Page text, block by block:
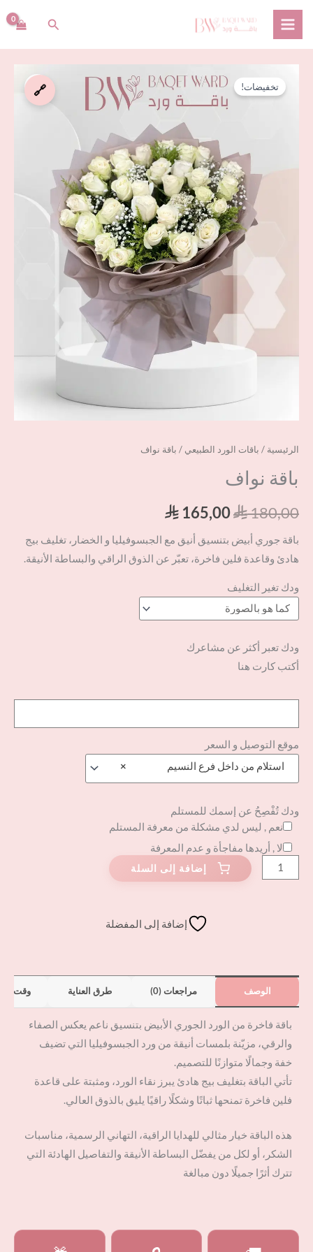
تخطي
المحتوى
البحث
تخفيضات! 🔗
الرئيسية / باقات الورد الطبيعي / باقة نواف
باقة نواف
⃁180,00
الأصلي
هو:
⃁ 180,00.
⃁ 165,00
الحالي
هو:
⃁ 165,00.
باقة جوري أبيض بتنسيق أنيق مع الجبسوفيليا و الخضار، تغليف بيج
هادئ وقاعدة فلين فاخرة، تعبّر عن الذوق الراقي والبساطة الأنيقة.
ودك تغير التغليف
ودك تعبر أكثر عن مشاعرك
أكتب كارت هنا
موقع التوصيل و السعر
×
استلام من داخل فرع النسيم
ودك تُفْصِحُ عن إسمك للمستلم
نعم , ليس لدي مشكلة من معرفة المستلم
لا , أريدها مفاجأة و عدم المعرفة
باقة
إضافة إلى المفضلة
الوصف مراجعات (0) طرق العناية وقت
باقة فاخرة من الورد الجوري الأبيض بتنسيق ناعم يعكس الصفاء
والرقي، مزيّنة بلمسات أنيقة من ورد الجبسوفيليا التي تضيف
خفة وجمالًا متوازنًا للتصميم.
تأتي الباقة بتغليف بيج هادئ يبرز نقاء الورد، ومثبتة على قاعدة
فلين فاخرة تمنحها ثباتًا وشكلًا راقيًا يليق بالذوق العالي.
هذه الباقة خيار مثالي للهدايا الراقية، التهاني الرسمية، مناسبات
الشكر، أو لكل من يفضّل البساطة الأنيقة والتفاصيل الهادئة التي
تترك أثرًا جميلًا دون مبالغة